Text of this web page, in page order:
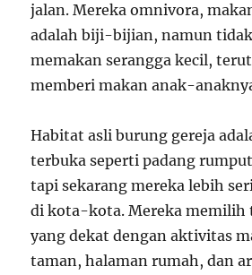
jalan. Mereka omnivora,
adalah biji-bijian, namun
memakan serangga kecil,
memberi makan anak-
Habitat asli burung gereja
terbuka seperti padang
tapi sekarang mereka lebih
di kota-kota. Mereka
yang dekat dengan aktivitas
taman, halaman rumah, dan